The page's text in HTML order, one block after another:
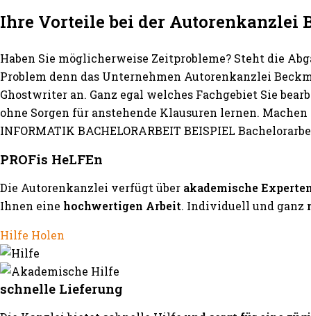
Ihre Vorteile bei der Autorenkanzlei
Haben Sie möglicherweise Zeitprobleme? Steht die
Problem denn das Unternehmen Autorenkanzlei
Ghostwriter an. Ganz egal welches Fachgebiet Sie
ohne Sorgen für anstehende Klausuren lernen.
INFORMATIK BACHELORARBEIT BEISPIEL
PROFis HeLFEn
Die Autorenkanzlei verfügt über akademische
Ihnen eine hochwertigen Arbeit. Individuell und ganz
Hilfe Holen
schnelle Lieferung